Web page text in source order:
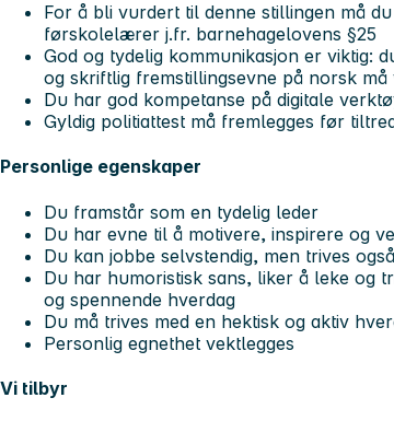
For å bli vurdert til denne stillingen må
førskolelærer j.fr. barnehagelovens §25
God og tydelig kommunikasjon er viktig:
og skriftlig fremstillingsevne på norsk
Du har god kompetanse på digitale
Gyldig politiattest må fremlegges før
Personlige egenskaper
Du framstår som en tydelig leder
Du har evne til å motivere, inspirere og
Du kan jobbe selvstendig, men trives
Du har humoristisk sans, liker å leke og
og spennende hverdag
Du må trives med en hektisk og aktiv
Personlig egnethet vektlegges
Vi tilbyr